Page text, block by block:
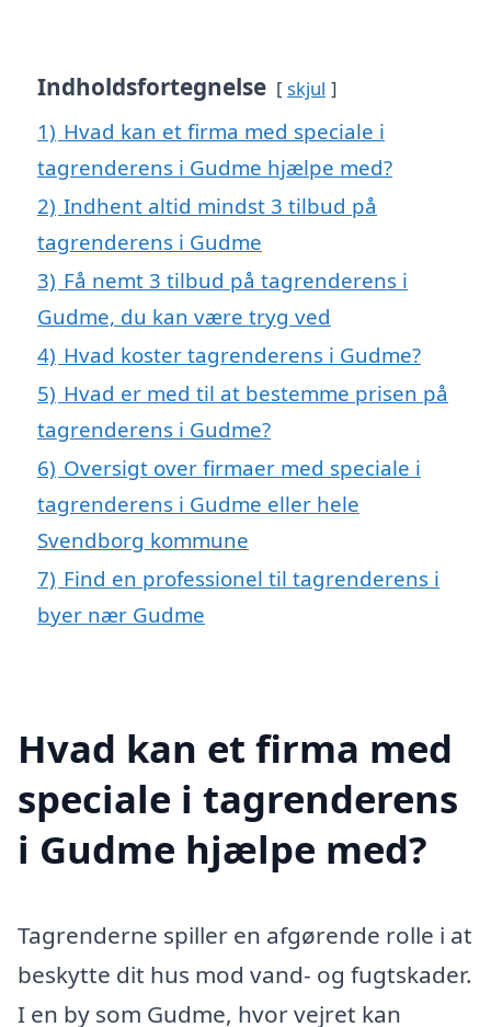
Indholdsfortegnelse skjul
1) Hvad kan et firma med speciale i
tagrenderens i Gudme hjælpe med?
2) Indhent altid mindst 3 tilbud på
tagrenderens i Gudme
3) Få nemt 3 tilbud på tagrenderens i
Gudme, du kan være tryg ved
4) Hvad koster tagrenderens i Gudme?
5) Hvad er med til at bestemme prisen på
tagrenderens i Gudme?
6) Oversigt over firmaer med speciale i
tagrenderens i Gudme eller hele
Svendborg kommune
7) Find en professionel til tagrenderens i
byer nær Gudme
Hvad kan et firma med
speciale i tagrenderens
i Gudme hjælpe med?
Tagrenderne spiller en afgørende rolle i at
beskytte dit hus mod vand- og fugtskader.
I en by som Gudme, hvor vejret kan